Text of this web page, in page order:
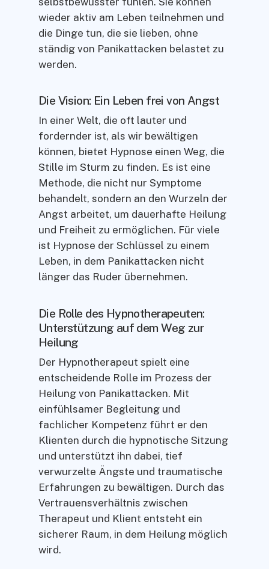
wieder aktiv am Leben teilnehmen und
die Dinge tun, die sie lieben, ohne
ständig von Panikattacken belastet zu
werden.
Die Vision: Ein Leben frei von Angst
In einer Welt, die oft lauter und
fordernder ist, als wir bewältigen
können, bietet Hypnose einen Weg, die
Stille im Sturm zu finden. Es ist eine
Methode, die nicht nur Symptome
behandelt, sondern an den Wurzeln der
Angst arbeitet, um dauerhafte Heilung
und Freiheit zu ermöglichen. Für viele
ist Hypnose der Schlüssel zu einem
Leben, in dem Panikattacken nicht
länger das Ruder übernehmen.
Die Rolle des Hypnotherapeuten:
Unterstützung auf dem Weg zur
Heilung
Der Hypnotherapeut spielt eine
entscheidende Rolle im Prozess der
Heilung von Panikattacken. Mit
einfühlsamer Begleitung und
fachlicher Kompetenz führt er den
Klienten durch die hypnotische Sitzung
und unterstützt ihn dabei, tief
verwurzelte Ängste und traumatische
Erfahrungen zu bewältigen. Durch das
Vertrauensverhältnis zwischen
Therapeut und Klient entsteht ein
sicherer Raum, in dem Heilung möglich
wird.